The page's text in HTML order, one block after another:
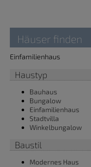
Häuser finden
Einfamilienhaus
Haustyp
Bauhaus
Bungalow
Einfamilienhaus
Stadtvilla
Winkelbungalow
Baustil
Modernes Haus